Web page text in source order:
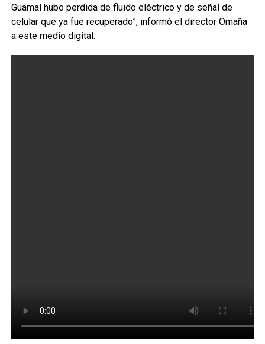
Guamal hubo perdida de fluido eléctrico y de señal de
celular que ya fue recuperado”, informó el director Omaña
a este medio digital.